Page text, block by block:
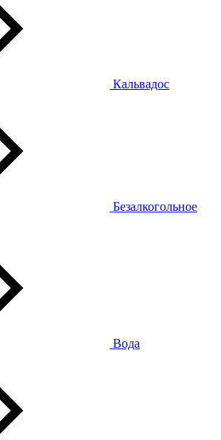
Кальвадос
Безалкогольное
Вода